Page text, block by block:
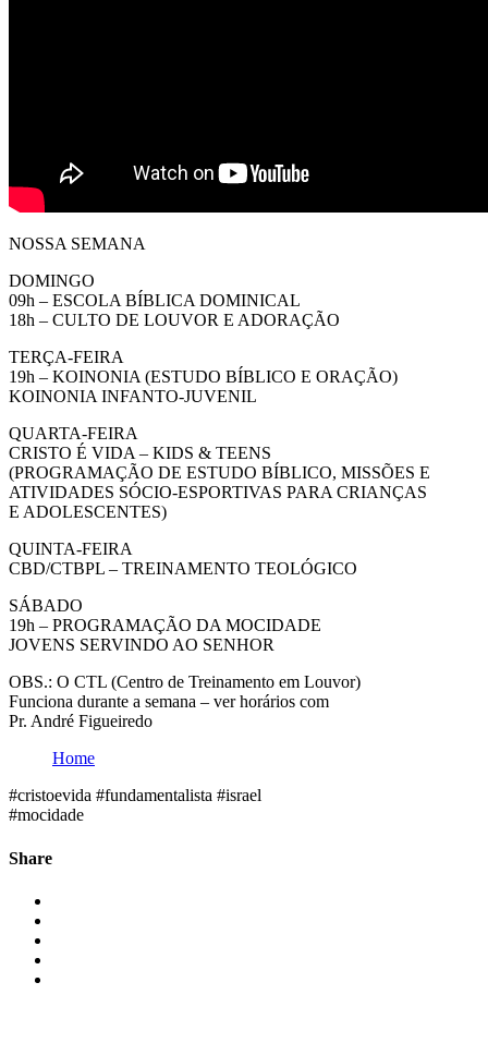
NOSSA SEMANA
DOMINGO
09h – ESCOLA BÍBLICA DOMINICAL
18h – CULTO DE LOUVOR E ADORAÇÃO
TERÇA-FEIRA
19h – KOINONIA (ESTUDO BÍBLICO E ORAÇÃO)
KOINONIA INFANTO-JUVENIL
QUARTA-FEIRA
CRISTO É VIDA – KIDS & TEENS
(PROGRAMAÇÃO DE ESTUDO BÍBLICO, MISSÕES E
ATIVIDADES SÓCIO-ESPORTIVAS PARA CRIANÇAS
E ADOLESCENTES)
QUINTA-FEIRA
CBD/CTBPL – TREINAMENTO TEOLÓGICO
SÁBADO
19h – PROGRAMAÇÃO DA MOCIDADE
JOVENS SERVINDO AO SENHOR
OBS.: O CTL (Centro de Treinamento em Louvor)
Funciona durante a semana – ver horários com
Pr. André Figueiredo
Home
#cristoevida #fundamentalista #israel
#mocidade
Share